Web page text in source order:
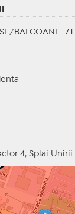
BALCOANE:
4, Splai Unirii